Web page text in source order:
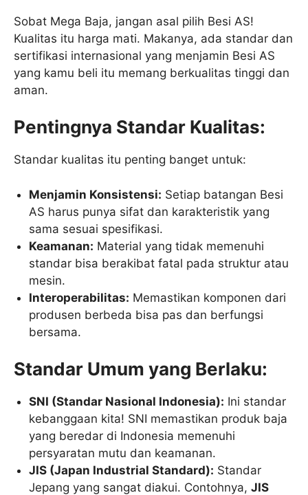
Sobat Mega Baja, jangan asal pilih Besi AS!
Kualitas itu harga mati. Makanya, ada standar dan
sertifikasi internasional yang menjamin Besi AS
yang kamu beli itu memang berkualitas tinggi dan
aman.
Pentingnya Standar Kualitas:
Standar kualitas itu penting banget untuk:
Menjamin Konsistensi: Setiap batangan Besi
AS harus punya sifat dan karakteristik yang
sama sesuai spesifikasi.
Keamanan: Material yang tidak memenuhi
standar bisa berakibat fatal pada struktur atau
mesin.
Interoperabilitas: Memastikan komponen dari
produsen berbeda bisa pas dan berfungsi
bersama.
Standar Umum yang Berlaku:
SNI (Standar Nasional Indonesia): Ini standar
kebanggaan kita! SNI memastikan produk baja
yang beredar di Indonesia memenuhi
persyaratan mutu dan keamanan.
JIS (Japan Industrial Standard): Standar
Jepang yang sangat diakui. Contohnya,JIS